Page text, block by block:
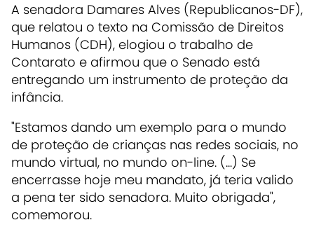
A senadora Damares Alves (Republicanos-DF),
que relatou o texto na Comissão de Direitos
Humanos (CDH), elogiou o trabalho de
Contarato e afirmou que o Senado está
entregando um instrumento de proteção da
infância.
"Estamos dando um exemplo para o mundo
de proteção de crianças nas redes sociais, no
mundo virtual, no mundo on-line. (...) Se
encerrasse hoje meu mandato, já teria valido
a pena ter sido senadora. Muito obrigada",
comemorou.